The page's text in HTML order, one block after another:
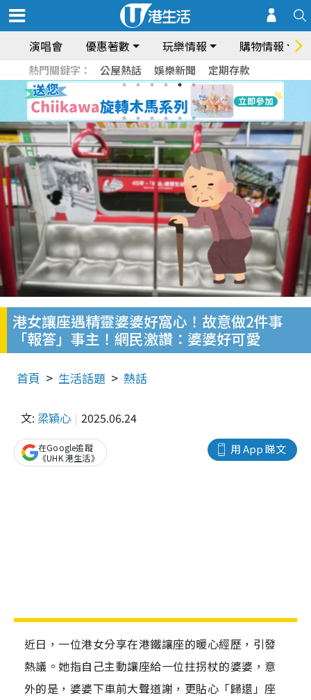
演唱會 優惠著數 玩樂情報 購物情報
熱門關鍵字： 公屋熱話 娛樂新聞 定期存款
港女讓座遇精靈婆婆好窩心！故意做2件事
「報答」事主！網民激讚：婆婆好可愛
首頁 生活話題 熱話
文: 梁穎心 2025.06.24
用 App 睇文
在Google追蹤
《UHK 港生活》
近日，一位港女分享在港鐵讓座的暖心經歷，引發
熱議。她指自己主動讓座給一位拄拐杖的婆婆，意
外的是，婆婆下車前大聲道謝，更貼心「歸還」座